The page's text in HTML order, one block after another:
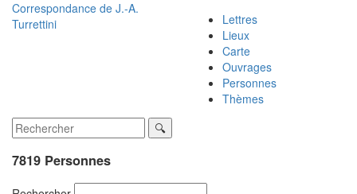
Correspondance de J.-A.
Turrettini
Lettres
Lieux
Carte
Ouvrages
Personnes
Thèmes
7819 Personnes